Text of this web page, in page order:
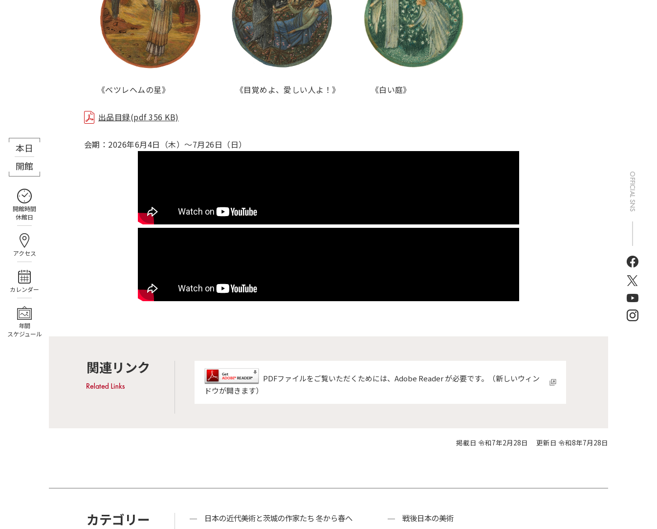
本日
8月6日（木）
開館
開館時間
休館日
アクセス
カレンダー
年間
スケジュール
《ベツレヘムの星》 《目覚めよ、愛しい人よ！》 《白い庭》
出品目録(pdf 356 KB)
会期：2026年6月4日（木）～7月26日（日）
関連リンク
PDFファイルをご覧いただくためには、Adobe Reader が必要です。（新しいウィン
ドウが開きます）
掲載日 令和7年2月28日 更新日 令和8年7月28日
カテゴリー 日本の近代美術と茨城の作家たち 冬から春へ
戦後日本の美術